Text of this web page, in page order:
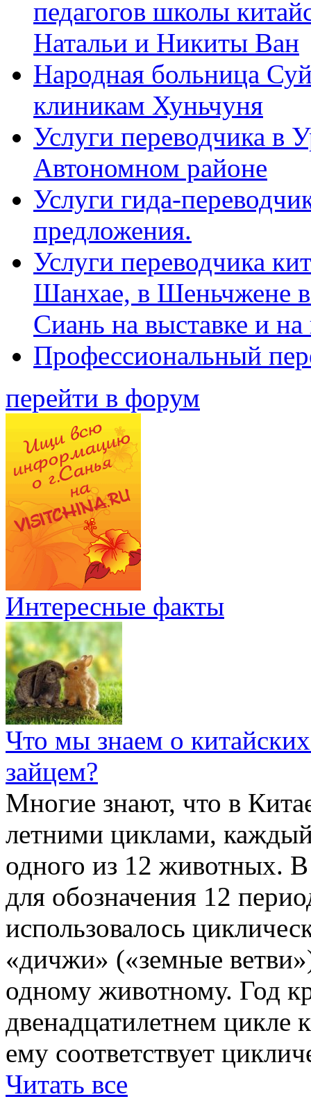
педагогов школы
Натальи и Никиты Ван
Народная больница
клиникам Хуньчуня
Услуги переводчика в
Автономном районе
Услуги гида-
предложения.
Услуги переводчика
Шанхае, в Шеньчжене
Сиань на выставке и
Профессиональный
перейти в форум
Интересные факты
Что мы знаем о
зайцем?
Многие знают, что в
летними циклами,
одного из 12 животных. В
для обозначения 12
использовалось
«дичжи» («земные
одному животному. Год
двенадцатилетнем цикле
ему соответствует
Читать все